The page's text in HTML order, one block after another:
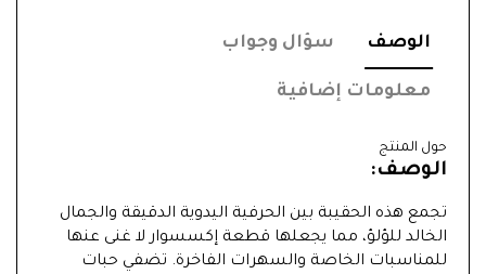
الوصف سؤال وجواب
معلومات إضافية
حول المنتج
الوصف:
تجمع هذه الحقيبة بين الحرفية اليدوية الدقيقة والجمال
الخالد للؤلؤ، مما يجعلها قطعة إكسسوار لا غنى عنها
للمناسبات الخاصة والسهرات الفاخرة. تضفي حبات